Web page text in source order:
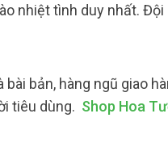
nhiệt tình duy nhất.
bản, hàng ngũ giao
tiêu dùng. Shop Hoa